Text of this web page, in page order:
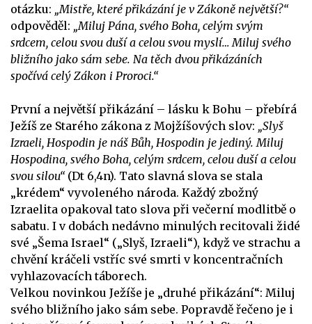
otázku: „Mistře, které přikázání je v Zákoně největší?“
odpověděl: „Miluj Pána, svého Boha, celým svým
srdcem, celou svou duší a celou svou myslí… Miluj svého
bližního jako sám sebe. Na těch dvou přikázáních
spočívá celý Zákon i Proroci.“
První a největší přikázání – lásku k Bohu – přebírá
Ježíš ze Starého zákona z Mojžíšových slov: „Slyš
Izraeli, Hospodin je náš Bůh, Hospodin je jediný. Miluj
Hospodina, svého Boha, celým srdcem, celou duší a celou
svou silou“(Dt 6,4n). Tato slavná slova se stala
„krédem“ vyvoleného národa. Každý zbožný
Izraelita opakoval tato slova při večerní modlitbě o
sabatu. I v dobách nedávno minulých recitovali židé
své „Šema Israel“ („Slyš, Izraeli“), když ve strachu a
chvění kráčeli vstříc své smrti v koncentračních
vyhlazovacích táborech.
Velkou novinkou Ježíše je „druhé přikázání“: Miluj
svého bližního jako sám sebe. Popravdě řečeno je i